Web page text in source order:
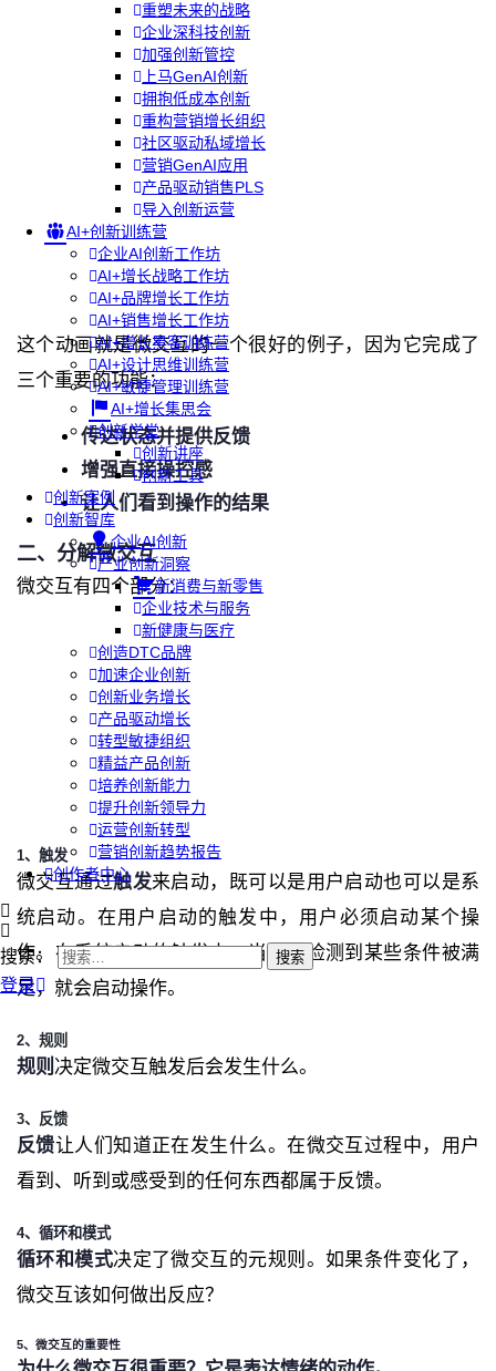
重塑未来的战略
企业深科技创新
加强创新管控
上马GenAI创新
拥抱低成本创新
重构营销增长组织
社区驱动私域增长
营销GenAI应用
产品驱动销售PLS
导入创新运营
AI+创新训练营
企业AI创新工作坊
AI+增长战略工作坊
AI+品牌增长工作坊
AI+销售增长工作坊
AI+增长黑客训练营
AI+设计思维训练营
AI+敏捷管理训练营
AI+增长集思会
创新学堂
创新讲座
创新工具
创新案例
创新智库
企业AI创新
产业创新洞察
新消费与新零售
企业技术与服务
新健康与医疗
创造DTC品牌
加速企业创新
创新业务增长
产品驱动增长
转型敏捷组织
精益产品创新
培养创新能力
提升创新领导力
运营创新转型
营销创新趋势报告
创作者中心
搜索：
登录
这个动画就是微交互的一个很好的例子，因为它完成了
三个重要的功能：
传达状态并提供反馈
增强直接操控感
让人们看到操作的结果
二、分解微交互
微交互有四个部分：
1、触发
微交互通过触发来启动，既可以是用户启动也可以是系
统启动。在用户启动的触发中，用户必须启动某个操
作。在系统启动的触发中，当软件检测到某些条件被满
足，就会启动操作。
2、规则
规则 决定微交互触发后会发生什么。
3、反馈
反馈让人们知道正在发生什么。在微交互过程中，用户
看到、听到或感受到的任何东西都属于反馈。
4、循环和模式
循环和模式决定了微交互的元规则。如果条件变化了，
微交互该如何做出反应？
5、微交互的重要性